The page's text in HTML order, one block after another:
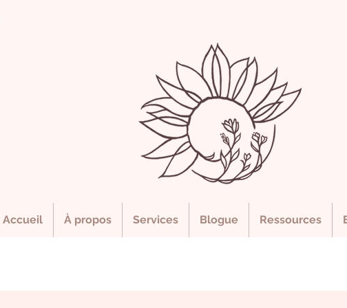
Accueil À propos Services Blogue Ressources